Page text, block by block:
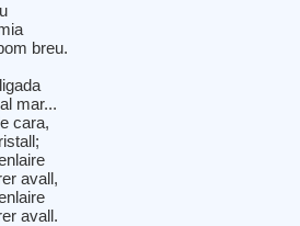
breu.
mar...
cara,
avall,
avall.